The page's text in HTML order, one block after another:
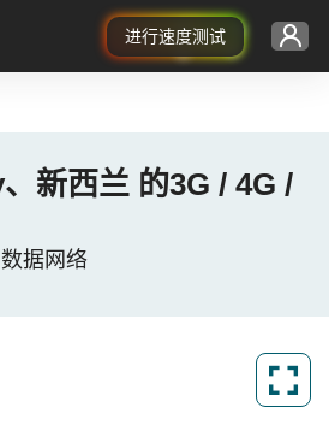
进行速度测试
新西兰 的3G / 4G /
据网络